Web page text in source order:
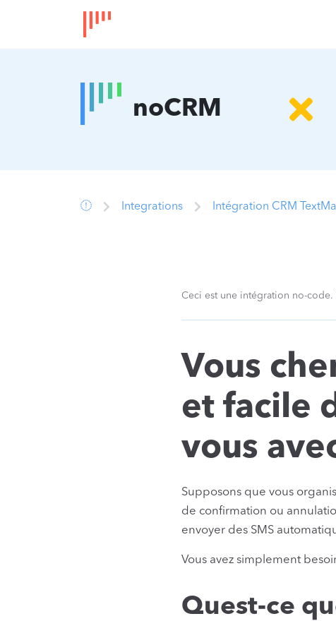
noCRM
Integrations Intégration CRM
Ceci est une intégration no-code.
Vous
et facile
vous
Supposons que vous
de confirmation ou
envoyer des SMS
Vous avez simplement
Quest-ce